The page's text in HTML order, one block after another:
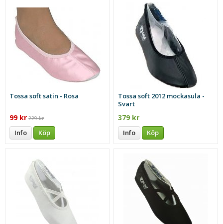
Tossa soft satin - Rosa
99 kr 229 kr
Info Köp
Tossa soft 2012 mockasula -
Svart
379 kr
Info Köp